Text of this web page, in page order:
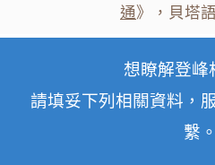
通》，貝塔
想瞭解登峰
請填妥下列相關資料，
繫。